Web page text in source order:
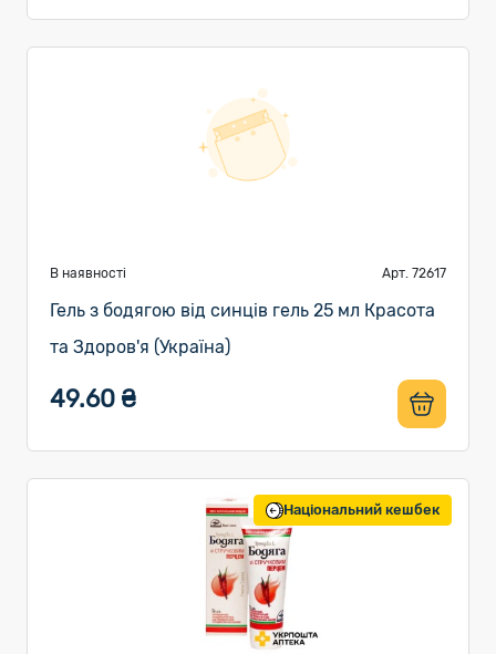
В наявності Арт. 72617
Гель з бодягою від синців гель 25 мл Красота
та Здоров'я (Україна)
49.60 ₴
Національний кешбек